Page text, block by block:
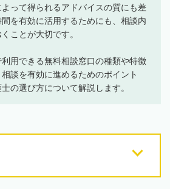
って得られるアドバイスの質にも差
を有効に活用するためにも、相談内
ことが大切です。
用できる無料相談窓口の種類や特徴
談を有効に進めるためのポイント
の選び方について解説します。